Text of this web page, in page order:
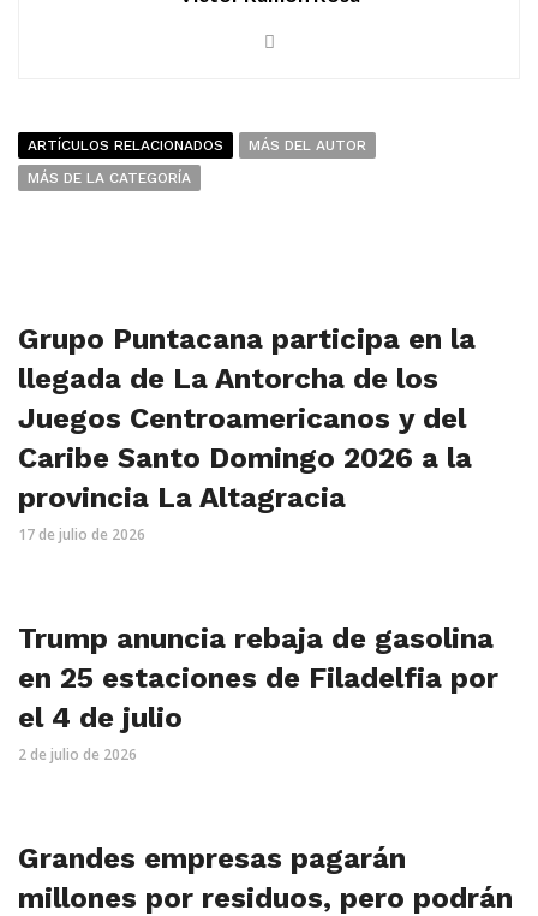
ARTÍCULOS RELACIONADOS
MÁS DEL AUTOR
MÁS DE LA CATEGORÍA
Grupo Puntacana participa en la
llegada de La Antorcha de los
Juegos Centroamericanos y del
Caribe Santo Domingo 2026 a la
provincia La Altagracia
17 de julio de 2026
Trump anuncia rebaja de gasolina
en 25 estaciones de Filadelfia por
el 4 de julio
2 de julio de 2026
Grandes empresas pagarán
millones por residuos, pero podrán